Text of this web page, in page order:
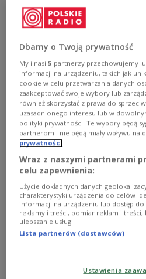
- Polska piosenka jest
wywodzi się z poezji,
powiedział w audycji "Twoja
Wasik, wokalista, dyrektor
Opolu.
Zobacz więcej na temat:Muzeum
Marcin Kusy
Alicia Keys Andrzej
Grzegorz Turnau moloko
61. Festiwal Polskiej
[SŁUCHAJ TERAZ]
Dbamy o Twoją prywatność
My i nasi5 partnerzy przechowujemy
informacji na urządzeniu, takich jak
cookie w celu przetwarzania danych
zaakceptować swoje wybory lub
również skorzystać z prawa do
uzasadnionego interesu lub w
polityki prywatności. Te wybory będą
partnerom i nie będą miały wpływu na
prywatności
Wraz z naszymi partnerami
celu zapewnienia:
Użycie dokładnych danych
charakterystyki urządzenia do celów
informacji na urządzeniu lub dostęp
reklamy i treści, pomiar reklam i
ulepszanie usług.
Lista partnerów (dostawców)
Ustawienia